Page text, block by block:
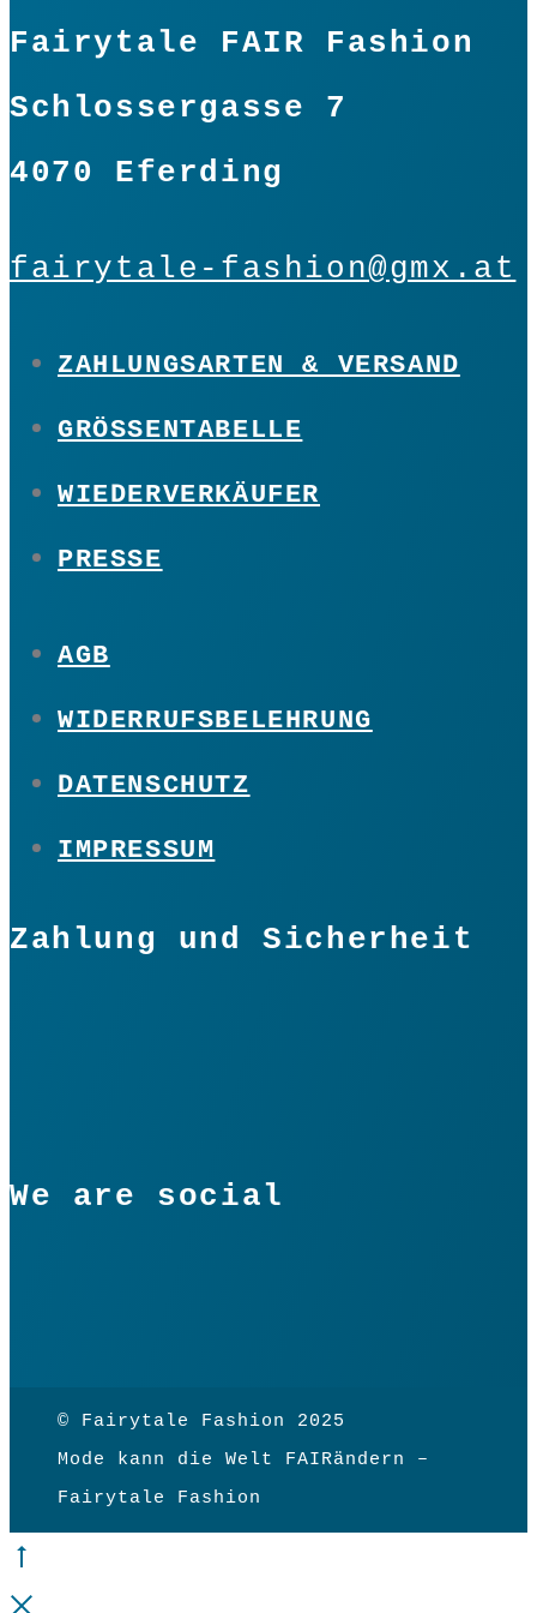
Fairytale FAIR Fashion
Schlossergasse 7
4070 Eferding
fairytale-fashion@gmx.at
ZAHLUNGSARTEN & VERSAND
GRÖSSENTABELLE
WIEDERVERKÄUFER
PRESSE
AGB
WIDERRUFSBELEHRUNG
DATENSCHUTZ
IMPRESSUM
Zahlung und Sicherheit
We are social
© Fairytale Fashion 2025
Mode kann die Welt FAIRändern –
Fairytale Fashion